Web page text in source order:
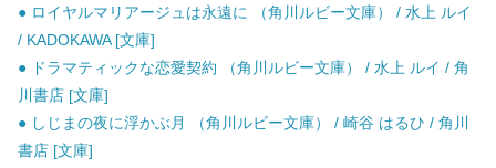
● ロイヤルマリアージュは永遠に （角川ルビー文庫） / 水上 ルイ
/ KADOKAWA [文庫]
● ドラマティックな恋愛契約 （角川ルビー文庫） / 水上 ルイ / 角
川書店 [文庫]
● しじまの夜に浮かぶ月 （角川ルビー文庫） / 崎谷 はるひ / 角川
書店 [文庫]